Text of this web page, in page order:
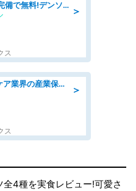
＞
入社特典58万円、寮費完備で無料!デンソーで働こう!自動車工場で小型部品の検査業務 denso aichi
ス
＞
「土日祝休み」ヘルスケア業界の産業保健師/高時給/未経験OK/要資格:保健師、正看護師
ス
全4種を実食レビュー!可愛さ